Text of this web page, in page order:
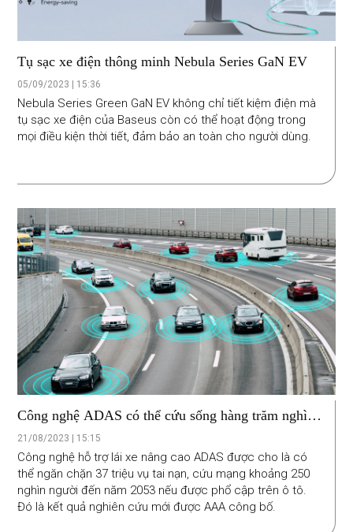
Tụ sạc xe điện thông minh Nebula Series GaN EV
05/09/2023 | 15:36
Nebula Series Green GaN EV không chỉ tiết kiệm điện mà
tụ sạc xe điện của Baseus còn có thể hoạt động trong
mọi điều kiện thời tiết, đảm bảo an toàn cho người dùng.
Công nghệ ADAS có thể cứu sống hàng trăm nghìn
người
21/08/2023 | 15:15
Công nghệ hỗ trợ lái xe nâng cao ADAS được cho là có
thể ngăn chặn 37 triệu vụ tai nạn, cứu mạng khoảng 250
nghìn người đến năm 2053 nếu được phổ cập trên ô tô.
Đó là kết quả nghiên cứu mới được AAA công bố.